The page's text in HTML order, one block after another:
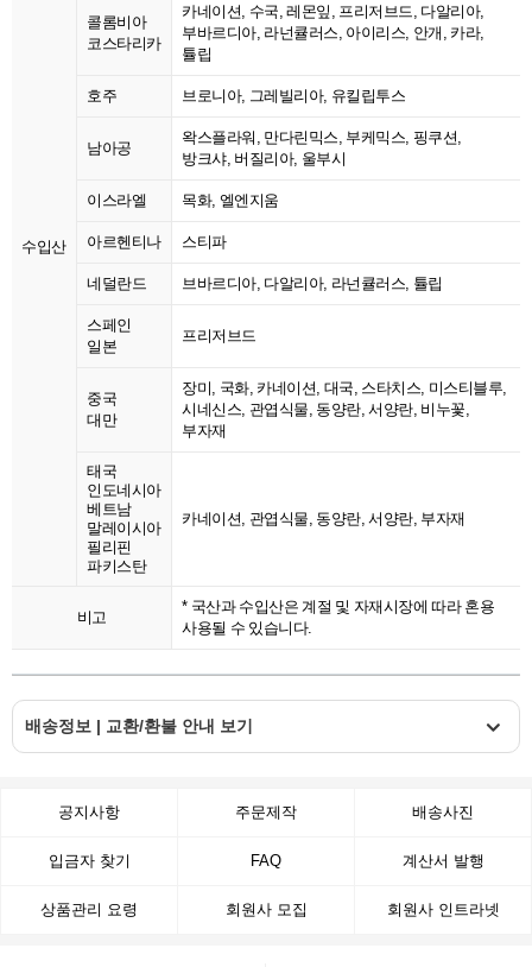
수입산
콜롬비아
코스타리카
카네이션, 수국, 레몬잎, 프리저브드, 다알리아,
부바르디아, 라넌큘러스, 아이리스, 안개, 카라,
튤립
호주 브로니아, 그레빌리아, 유킬립투스
남아공
왁스플라워, 만다린믹스, 부케믹스, 핑쿠션,
방크샤, 버질리아, 울부시
이스라엘 목화, 엘엔지움
아르헨티나 스티파
네덜란드 브바르디아, 다알리아, 라넌큘러스, 튤립
스페인
일본
프리저브드
중국
대만
장미, 국화, 카네이션, 대국, 스타치스, 미스티블루,
시네신스, 관엽식물, 동양란, 서양란, 비누꽃,
부자재
태국
인도네시아
베트남
말레이시아
필리핀
파키스탄
카네이션, 관엽식물, 동양란, 서양란, 부자재
비고
* 국산과 수입산은 계절 및 자재시장에 따라 혼용
사용될 수 있습니다.
배송정보 | 교환/환불 안내 보기
공지사항 주문제작 배송사진
입금자 찾기 FAQ 계산서 발행
상품관리 요령 회원사 모집 회원사 인트라넷